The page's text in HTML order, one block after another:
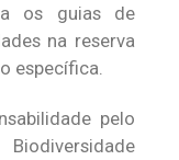
os guias de
na reserva
específica.
pelo